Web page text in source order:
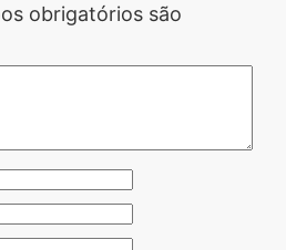
obrigatórios são